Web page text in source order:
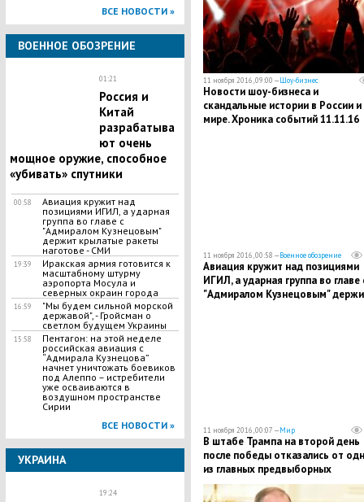
ВСЕ НОВОСТИ »
ВОЕННОЕ ОБОЗРЕНИЕ
01:21
Россия и
Китай
разрабатыва
ют очень
мощное оружие, способное
«убивать» спутники
00:58
Авиация кружит над
позициями ИГИЛ, а ударная
группа во главе с
"Адмиралом Кузнецовым"
держит крылатые ракеты
наготове - СМИ
19:39
Иракская армия готовится к
масштабному штурму
аэропорта Мосула и
северных окраин города
16:59
"Мы будем сильной морской
державой", - Гройсман о
светлом будущем Украины
15:58
Пентагон: на этой неделе
российская авиация с
“Адмирала Кузнецова”
начнет уничтожать боевиков
под Алеппо – истребители
уже осваиваются в
воздушном пространстве
Сирии
ВСЕ НОВОСТИ »
УКРАИНА
19:24
11 ноября 2016, 09:00 —Шоу-бизнес
Новости шоу-бизнеса и
скандальные истории в России и
мире. Хроника событий 11.11.16
11 ноября 2016, 00:58 —Военное обозрение
Авиация кружит над позициями
ИГИЛ, а ударная группа во главе
"Адмиралом Кузнецовым"
11 ноября 2016, 00:07 —Мир
В штабе Трампа на второй день
после победы отказались от
из главных предвыборных
обещаний